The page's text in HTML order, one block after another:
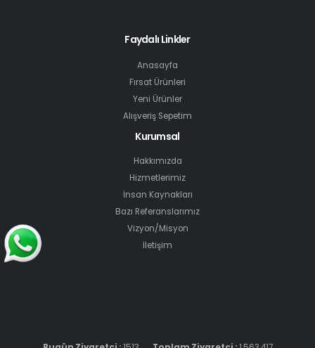
Faydalı Linkler
Anasayfa
Fırsat Ürünleri
Yeni Ürünler
Alışveriş Sepetim
Kurumsal
Hakkımızda
Hizmetlerimiz
İnsan Kaynakları
Bazı Referanslarımız
Vizyon/Misyon
İletişim